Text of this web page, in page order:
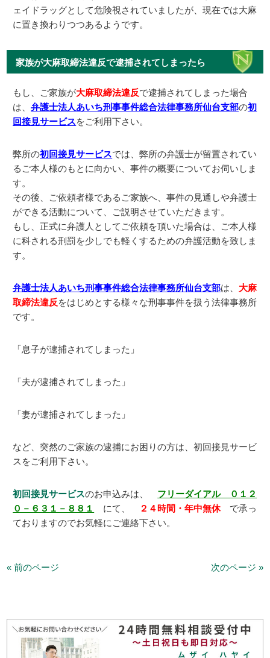
ェイドラッグとして危険視されていましたが、現在では大麻
に置き換わりつつあるようです。
家族が大麻取締法違反で逮捕されてしまったら
もし、ご家族が大麻取締法違反で逮捕されてしまった場合
は、弁護士法人あいち刑事事件総合法律事務所仙台支部の初
回接見サービスをご利用下さい。
弊所の初回接見サービスでは、弊所の弁護士が留置されてい
るご本人様のもとに向かい、事件の概要についてお伺いしま
す。
その後、ご依頼者様であるご家族へ、事件の見通しや弁護士
ができる活動について、ご説明させていただきます。
もし、正式に弁護人としてご依頼を頂いた場合は、ご本人様
に科される刑罰を少しでも軽くするための弁護活動を致しま
す。
弁護士法人あいち刑事事件総合法律事務所仙台支部は、 大麻
取締法違反をはじめとする様々な刑事事件を扱う法律事務所
です。
「息子が逮捕されてしまった」
「夫が逮捕されてしまった」
「妻が逮捕されてしまった」
など、突然のご家族の逮捕にお困りの方は、初回接見サービ
スをご利用下さい。
初回接見サービスのお申込みは、 フリーダイアル ０１２
０－６３１－８８１
にて、 ２４時間・年中無休で承っ
ておりますのでお気軽にご連絡下さい。
« 前のページ 次のページ »